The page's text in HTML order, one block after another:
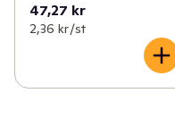
47,27 kr
2,36 kr /st